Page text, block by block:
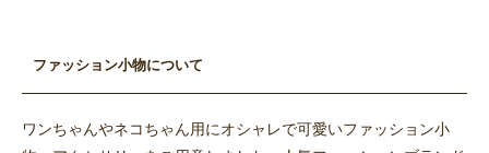
ファッション小物について
ワンちゃんやネコちゃん用にオシャレで可愛いファッション小